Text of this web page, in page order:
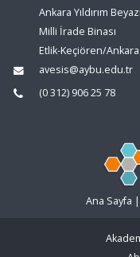
Ankara Yıldırım
Milli İrade Binası
Etlik-Keçiören/Ankara
avesis@aybu.edu.tr
(0 312) 906 25 78
Ana Sayfa |